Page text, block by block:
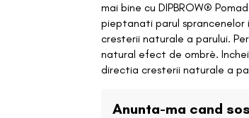
mai bine cu DIPBROW®
pieptanati parul sprancenelor
cresterii naturale a parului.
natural efect de ombrè.
directia cresterii naturale a
Anunta-ma cand